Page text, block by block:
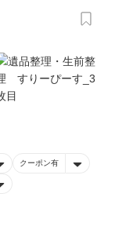
クーポン有